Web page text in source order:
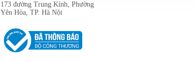
173 đường Trung Kính, Phường
Yên Hòa, TP. Hà Nội